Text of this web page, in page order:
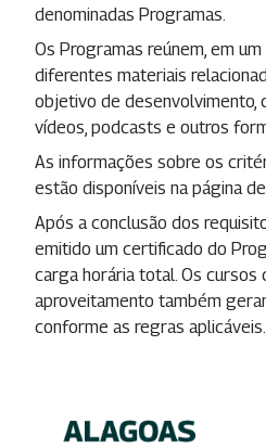
denominadas Programas.
Os Programas reúnem, em
diferentes materiais
objetivo de desenvolvimento,
vídeos, podcasts e outros
As informações sobre os
estão disponíveis na página
Após a conclusão dos
emitido um certificado do
carga horária total. Os cursos
aproveitamento também
conforme as regras aplicáveis.